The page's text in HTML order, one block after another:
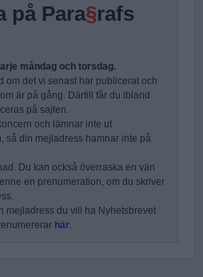
på Para§rafs
måndag och torsdag.
om det vi senast har publicerat och
är på gång. Därtill får du ibland
på sajten.
och lämnar inte ut
så din mejladress hamnar inte på
Du kan också överraska en vän
en prenumeration, om du skriver
mejladress du vill ha Nyhetsbrevet
här.